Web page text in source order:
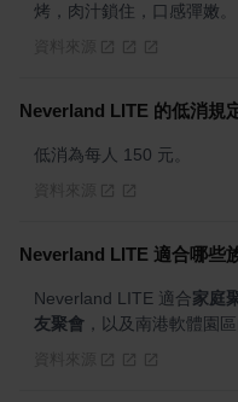
烤，肉汁鎖住，口感彈嫩。
Neverland LITE 的低消規
低消為每人 150 元。
Neverland LITE 適合哪些
Neverland LITE 適合家庭
友聚會 ，以及南港軟體園